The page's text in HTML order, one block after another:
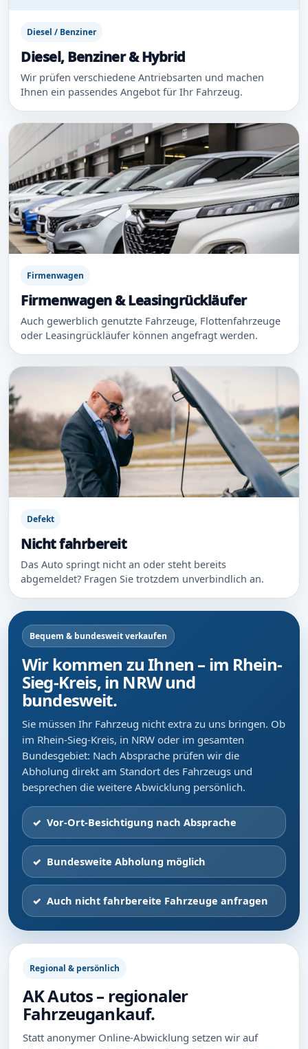
Diesel / Benziner
Diesel, Benziner & Hybrid
Wir prüfen verschiedene Antriebsarten und machen
Ihnen ein passendes Angebot für Ihr Fahrzeug.
Firmenwagen
Firmenwagen & Leasingrückläufer
Auch gewerblich genutzte Fahrzeuge, Flottenfahrzeuge
oder Leasingrückläufer können angefragt werden.
Defekt
Nicht fahrbereit
Das Auto springt nicht an oder steht bereits
abgemeldet? Fragen Sie trotzdem unverbindlich an.
Bequem & bundesweit verkaufen
Wir kommen zu Ihnen – im Rhein-
Sieg-Kreis, in NRW und
bundesweit.
Sie müssen Ihr Fahrzeug nicht extra zu uns bringen. Ob
im Rhein-Sieg-Kreis, in NRW oder im gesamten
Bundesgebiet: Nach Absprache prüfen wir die
Abholung direkt am Standort des Fahrzeugs und
besprechen die weitere Abwicklung persönlich.
Vor-Ort-Besichtigung nach Absprache
Bundesweite Abholung möglich
Auch nicht fahrbereite Fahrzeuge anfragen
Regional & persönlich
AK Autos – regionaler
Fahrzeugankauf.
Statt anonymer Online-Abwicklung setzen wir auf